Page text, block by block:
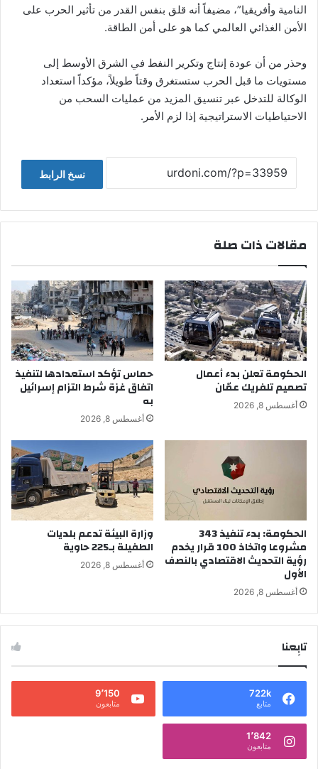
النامية وأفريقيا”، مضيفاً أنه قلق بنفس القدر من تأثير الحرب على
الأمن الغذائي العالمي كما هو على أمن الطاقة.
وحذر من أن عودة إنتاج وتكرير النفط في الشرق الأوسط إلى
مستويات ما قبل الحرب ستستغرق وقتاً طويلاً، مؤكداً استعداد
الوكالة للتدخل عبر تنسيق المزيد من عمليات السحب من
الاحتياطيات الاستراتيجية إذا لزم الأمر.
نسخ الرابط
مقالات ذات صلة
الحكومة تعلن بدء أعمال
تصميم تلفريك عمّان
أغسطس 8, 2026
حماس تؤكد استعدادها لتنفيذ
اتفاق غزة شرط التزام إسرائيل
به
أغسطس 8, 2026
الحكومة: بدء تنفيذ 343
مشروعا واتخاذ 100 قرار يخدم
رؤية التحديث الاقتصادي بالنصف
الأول
أغسطس 8, 2026
وزارة البيئة تدعم بلديات
الطفيلة بـ225 حاوية
أغسطس 8, 2026
تابِعنا
722k
متابع
9٬150
متابعون
1٬842
متابعون